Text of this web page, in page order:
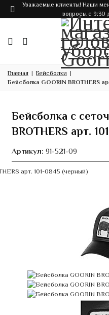
Уважаемые клиенты! Наши
вопросы с 9:30
Главная
Бейсболки
Бейсболка GOORIN BROTHERS
Бейсболка с
BROTHERS арт.
Артикул: 91-521-09